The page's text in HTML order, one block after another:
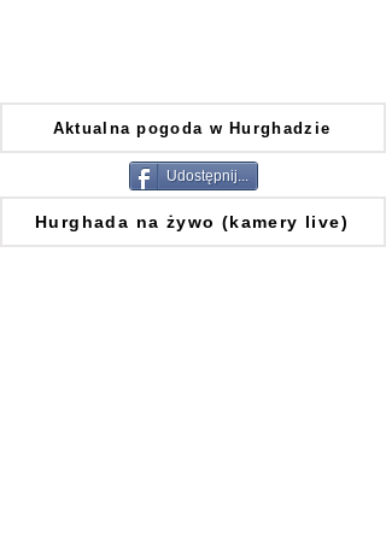
Aktualna pogoda w Hurghadzie
Udostępnij...
Hurghada na żywo (kamery live)